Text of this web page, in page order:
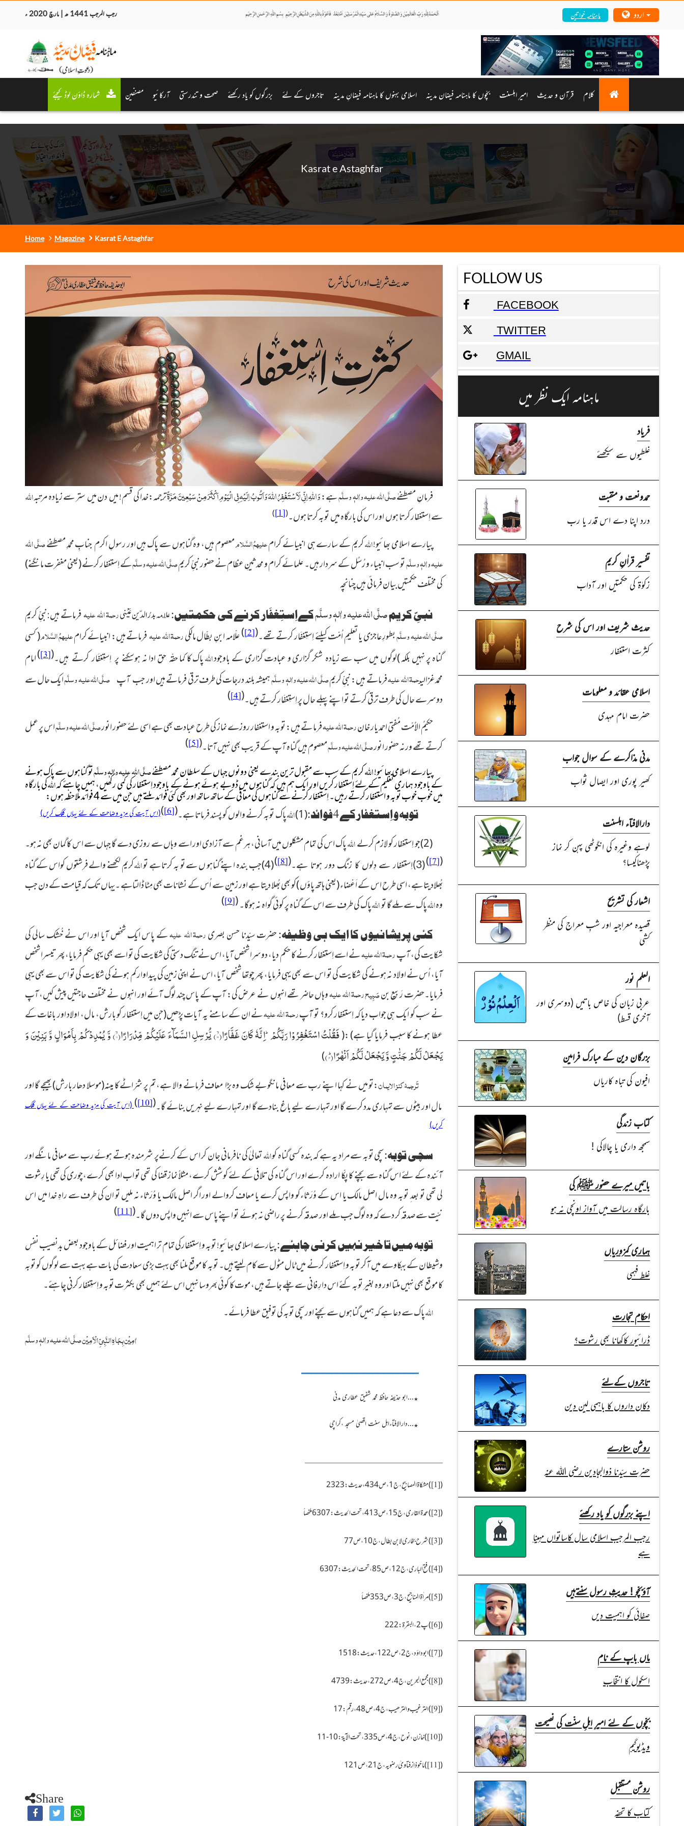
رجب المرجب 1441 ھ | مارچ 2020 ء ماہنامہ خواتین
کلام قرآن و حدیث امیرِ اہلسنت بچّوں کا ماہنامہ فیضان مدینہ اسلامی بہنوں کا ماہنامہ فیضانِ مدینہ تاجروں کے لئے بزرگوں کو یاد رکھئے صحت و تندرستی آرکائیو مصنفین شمارہ ڈاؤن لوڈ کیجئے
Kasrat e Astaghfar
Home Magazine Kasrat E Astaghfar
فرمانِ مصطفےٰصلَّی اللہ علیہ واٰلہٖ وسلَّمہے:وَاللہِاِنِّی لَاَسْتَغْفِرُاللہَوَاَتُوبُ اِلَیْہِ فِی الْیَوْمِ اَکْثَرَ مِنْ سَبْعِینَ مَرَّۃًترجمہ:خدا کی قسم! میں دن میں ستر سے زیادہ مرتبہاللہ
سے اِستغفار کرتا ہوں اور اس کی بارگاہ میں توبہ کرتا ہوں۔(
[1]
)
پیارے اسلامی بھائیو!اللہکریم کے سارے ہی انبیائے کرامعلیہمُ السَّلاممعصوم ہیں، وہ گناہوں سے پاک ہیں اور رسولِ اکرمجنابِ محمدِ مصطفےٰصلَّی اللہ
علیہ واٰلہٖ وسلَّمتو سب انبیاء و رُسُل کے سردارہیں۔ علمائے کرام و محدثینِ عظام نے حضور نبیِّ کریمصلَّی اللہ علیہ وسلَّمکے اِستغفارکرنے(یعنی مغفرت مانگنے)
کی مختلف حکمتیں بیان فرمائی ہیں چنانچہ
نبیِّ کریمصلَّی اللہ علیہ واٰلہٖ وسلَّمکےاِستِغفَار کرنے کی حکمتیں:علّامہ بدرُالدّین عَیْنیرحمۃ اللہ علیہفرماتے ہیں:نبیِّ کریم
صلَّی اللہ علیہ وسلَّمبطورِ عاجزی یا تعلیمِ اُمّت کیلئے اِستِغفَار کرتے تھے۔(
[2]
)علّامہ ابنِ بطّال مالکیرحمۃ اللہ علیہفرماتے ہیں: انبیائے کرامعلیہمُ السَّلام( کسی
گناہ پر نہیں بلکہ )لوگوں میں سب سے زیادہ شکر گزاری و عبادت گزاری کے باوجوداللہپاک کا کما حقّہ حق ادا نہہوسکنے پر اِستِغفَار کرتے ہیں۔(
[3]
)امام
محمدغزالیرحمۃ اللہ علیہفرماتےہیں: نبیِّ کریمصلَّی اللہ علیہ واٰلہٖ وسلَّمہمیشہ بلند درجات کی طرف ترقی فرماتے ہیں اورجب آپ صلَّی اللہ علیہ وسلَّمایک حال سے
دوسرے حال کی طرفترقی کرتے تو اپنے پہلے حال پر اِستِغفَار کرتے ہیں۔(
[4]
)
حکیمُ الاُمّت مُفتی احمد یار خانرحمۃ اللہ علیہفرما تے ہیں: توبہ و استغفار روزے نماز کی طرح عبادت بھی ہے اسی لئے حضور انورصلَّی اللہ علیہ وسلَّماس پر عمل
کرتے تھے ورنہ حضور انورصلَّی اللہ علیہ وسلَّممعصوم ہیں گناہ آپ کے قریب بھی نہیں آتا۔(
[5]
)
پیارے اسلامی بھائیو!اللہکریم کے سب سے مقبول ترین بندے یعنی دونوں جہاں کے سلطان محمد مصطفےٰصلَّی اللہ علیہ واٰلہٖ وسلَّمتو گناہوں سے پاک ہونے
کے باوجود ہماری تعلیم کے لئے اِستغفار کریں اور ایک ہم ہیں کہ گناہوں میں ڈوبے ہوئے ہونے کے باوجود اِستغفار کی کمی رکھیں، ہمیں چاہئے کہاللہکی بارگاہ
میں خوب خوب توبہ و استغفار کرتے رہیں۔ اِستغفار کرنے سے گناہوں کی معافی کے ساتھ ساتھ اور بھی کئی فوائد ملتے ہیں جن میں سے 4 فوائد ملاحظہ ہوں:
توبہ و اِستغفار کے 4فوائد: (1) اللہپاک توبہ کرنے والوںکو پسند فرماتا ہے۔(
[6]
)(اس آیت کی مزید وضاحت کے لئے یہاں کلک کریں)
(2)جو اِستغفار کو لازم کرلے اللہپاکاس کی تمام مشکلوں میں آسانی، ہرغم سے آزادی اور اسے وہاں سے روزی دے گا جہاں سے اس کا گمان بھی نہ ہو۔
(
[7]
)
(3)اِستغفار سے دِلوں کا زنگ دور ہوتا ہے۔ (
[8]
)(4)جب بندہ اپنے گناہو ں سے تو بہ کرتا ہے تو اللہکریم لکھنے والے فرشتوں کواس کے گناہ
بُھلادیتا ہے، اسی طرح اس کے اَعْضاء(یعنی ہاتھ پاؤں )کو بھی بُھلا دیتا ہے اور زمین سے اُس کے نشانات بھی مِٹا ڈالتاہے ۔یہاں تک کہ قیامت کے دن جب
وہاللہپاک سے ملے گا تواللہپاک کی طرف سے اس کے گناہ پر کوئی گواہ نہ ہوگا۔(
[9]
)
کئی پریشانیوں کا ایک ہی وظیفہ:حضرت سیّدنا حسن بصریرحمۃ اللہ علیہکے پاس ایک شخص آیا اور اس نےخُشک سالیکی
شکایت کی، آپرحمۃ اللہ علیہنے اسے اِستغفار کرنے کا حکم دیا، دوسرا شخص آیا، اس نے تنگ دستی کی شکایت کی تو اسے بھی یہی حکم فرمایا، پھر تیسرا شخص
آیا، اُس نے اولاد نہ ہونے کی شکایت کی تو اس سے بھی یہی فرمایا، پھر چوتھا شخص آیا، اس نے اپنی زمین کی پیداوار کم ہونے کی شکایت کی تو اس سے بھی یہی
فرمایا۔حضرت رَبیع بنصَبِیحرحمۃ اللہ علیہوہاں حاضر تھے انہوں نے عرض کی: آپ کے پاس چند لوگ آئے اور انہوں نے مختلفحاجتیں پیش کیں، آپ
نے سب کو ایک ہی جواب دیا کہ اِستغفار کرو؟ تو آپرحمۃ اللہ علیہنے ان کے سامنے یہ آیات پڑھیں(جن میں اِستغفار کو بارش، مال، اولاد اور باغات کے
عطا ہونے کا سبب فرمایا گیا ہے):(فَقُلْتُ اسْتَغْفِرُوْا رَبَّكُمْؕ-اِنَّهٗ كَانَ غَفَّارًاۙ(۱۰) یُّرْسِلِ السَّمَآءَ عَلَیْكُمْ مِّدْرَارًاۙ(۱۱) وَّ یُمْدِدْكُمْ بِاَمْوَالٍ وَّ بَنِیْنَ وَ
یَجْعَلْ لَّكُمْ جَنّٰتٍ وَّ یَجْعَلْ لَّكُمْ اَنْهٰرًاؕ(۱۲)
)
تَرجمۂ کنز الایمان:تو میں نے کہا اپنے رب سے معافی مانگو بے شک وہ بڑا معاف فرمانے والا ہے، تم پر شرّاٹے کا مینہ(موسلا دھار بارش)بھیجے گا اور
مال اور بیٹوں سے تمہاری مدد کرے گا اور تمہارے لیے باغ بنادے گااور تمہارے لیے نہریں بنائے گا۔(
[10]
) (اس آیت کی مزید وضاحت کے لئے یہاں کلک
کریں)
سچی توبہ:سچی توبہ سے مراد یہ ہے کہ بندہ کسی گناہ کواللہتعالیٰ کی نافرمانی جان کر اسکے کرنےپر شرمندہ ہوتے ہوئے رب سے معافی مانگے اور
آئندہ کے لئے اس گناہ سے بچنے کا پکّا ارادہ کرے اور اس گناہ کی تلافی کے لئے کوشش کرے، مثلاً نماز قضا کی تھی تو اب ادا بھی کرے،چوری کی تھی یا رِشوت
لی تھی تو بعد ِ توبہ وہ مال اصل مالک یا اس کے وُرَثاءکو واپس کرے یا معاف کروالے اور اگر اصل مالک یا وُرَثاءنہ ملیں تو ان کی طرف سے راہِ خدا میں اس
نیّت سے صدقہ کر دے کہ وہ لوگ جب ملے اور صدقہ کرنے پر راضی نہ ہوئے تو اپنے پاس سے انہیں واپس دوں گا۔(
[11]
)
توبہ میں تاخیر نہیں کرنی چاہئے:پیارے اسلامی بھائیو! توبہ و اِستغفارکی تمام تر اہمیت اور فضائل کے باوجود بعض بدنصیب نفس
وشیطان کے بہکاوے میں آکر توبہ و اِستغفار کرنے میں ٹال مٹول سے کام لیتے ہیں۔ توبہ کا موقع ملنا بھی بہت بڑی سعادت کی بات ہے بہت سے لوگوں کو توبہ
کا موقع بھی نہیں ملتا اور وہ بغیر توبہ کئے اس دارِ فانی سے چلے جاتے ہیں، موت کا کوئی بھروسا نہیں اس لئے ہمیں بھی بکثرت توبہ و اِستِغفار کرنی چاہئے۔
اللہپاک سے دعا ہے کہ ہمیں گناہوں سے بچنے اور سچی توبہ کی توفیق عطا فرمائے۔
اٰمِیْن بِجَاہِ النَّبِیِّ الْاَمِیْنصلَّی اللہ علیہ واٰلہٖ وسلَّم
_______________________
٭…ابو حذیفہ حافظ محمد شفیق عطاری مدنی
٭…دارالافتاءاہل سنت اقصیٰ مسجد ،کراچی
(
[1]
)مشکاۃ المصابیح،ج1،ص434،حدیث:2323
(
[2]) عمدۃ القاری،ج 15،ص413، تحت الحدیث: 6307ملخصاً
(
[3]) شرح بخاری لابن بطال،ج10،ص77
(
[4])فتح الباری،ج 12،ص85،تحت الحدیث:6307
(
[5])مراٰۃ المناجیح،ج3،ص353ملخصاً
(
[6])پ2، البقرۃ: 222
(
[7]) ابو داؤد،ج2،ص122، حدیث:1518
(
[8])مجمع البحرین،ج 4،ص272، حدیث:4739
(
[9])الترغیب والترھیب،ج4،ص48، رقم:17
(
[10])خازن، نوح،ج4،ص335، تحت الآیۃ:10-11
(
[11])ماخوذ ازفتاویٰ رضویہ،ج21،ص121
Share
FOLLOW US
FACEBOOK
TWITTER
GMAIL
ماہنامہ ایک نظر میں
فریاد
غلطیوں سے سیکھئے
حمدونعت و منقبت
درد اپنا دے اس قدر یا رب
تفسیر قراٰنِ کریم
زکوٰۃ کی حکمتیں اور آداب
حدیث شریف اور اس کی شرح
کثرت استغفار
اسلامی عقائد و معلومات
حضرت امام مہدی
مدنی مذاکرے کے سوال جواب
کھیر پوری اور ایصال ثواب
دارالافتاء اہلسنت
لوہے وغیرہ کی انگوٹھی پہن کر نماز
پڑھناکیسا؟
اشعار کی تشریح
قصیدہ معراجیہ اور شبِ معراج کی منظر
کشی
العلم نور
عربی زبان کی خاص باتیں (دوسری اور
آخری قسط)
بزرگان دین کے مبارک فرامین
افیون کی تباہ کاریاں
کتاب زندگی
سمجھ داری یا چالاکی !
باتیں میرے حضور ﷺ کی
بارگاہ رسالت میں آواز اونچی نہ ہو
ہماری کمزوریاں
غلط فہمی
احکام تجارت
ڈرائیور کاکھانا بھی رشوت؟
تاجروں کےلئے
دکان داروں کا باہمی لین دین
روشن ستارے
حضرت سیّدنا ذوالبجادین رضی اللہ عنہ
اپنے بزرگوں کو یاد رکھئے
رجب المرجب اسلامی سال کاساتواں مہینا
ہے
آؤبچّو ! حدیثِ رسول سنتےہیں
صفائی کو اہمیت دیں
ماں باپ کے نام
اسکول کا انتخاب
بچّوں کے لئے امیرِ اہلِ سنّت کی نصیحت
ویڈیوگیم
روشن مستقبل
کتاب کا تحفہ